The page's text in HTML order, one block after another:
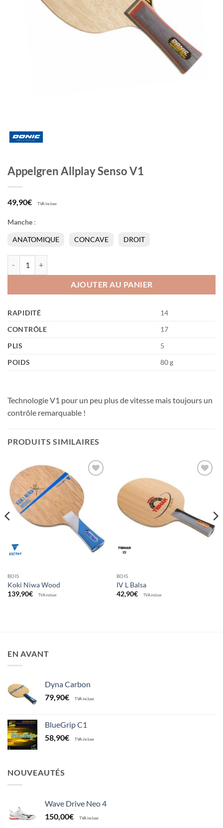
Appelgren Allplay Senso V1
49,90€ TVA incluse
Manche :
ANATOMIQUE CONCAVE DROIT
AJOUTER AU PANIER
RAPIDITÉ
14
CONTRÔLE
17
PLIS
5
POIDS
80 g
Technologie V1 pour un peu plus de vitesse mais toujours un
contrôle remarquable !
PRODUITS SIMILAIRES
souhaits
BOIS
Koki Niwa Wood
139,90€ TVA incluse
BOIS
IV L Balsa
42,90€ TVA incluse
EN AVANT
Dyna Carbon
79,90€ TVA incluse
BlueGrip C1
58,90€ TVA incluse
NOUVEAUTÉS
Wave Drive Neo 4
150,00€ TVA incluse